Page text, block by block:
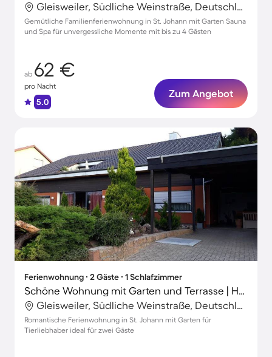
Gleisweiler, Südliche Weinstraße, Deutschland
Gemütliche Familienferienwohnung in St. Johann mit Garten Sauna
und Spa für unvergessliche Momente mit bis zu 4 Gästen
ab 62 €
pro Nacht
5.0
Zum Angebot
Ferienwohnung ∙ 2 Gäste ∙ 1 Schlafzimmer
Schöne Wohnung mit Garten und Terrasse | Haustiere sind willkommen
Gleisweiler, Südliche Weinstraße, Deutschland
Romantische Ferienwohnung in St. Johann mit Garten für
Tierliebhaber ideal für zwei Gäste